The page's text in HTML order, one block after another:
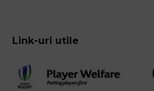
Link-uri utile